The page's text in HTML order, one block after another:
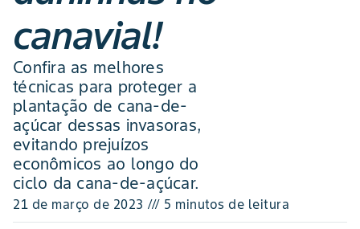
canavial!
Confira as melhores
técnicas para proteger a
plantação de cana-de-
açúcar dessas invasoras,
evitando prejuízos
econômicos ao longo do
ciclo da cana-de-açúcar.
21 de março de 2023 /// 5 minutos de leitura